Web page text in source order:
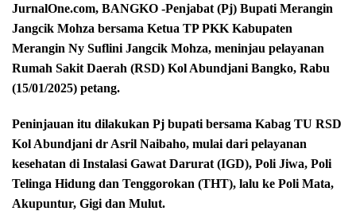
JurnalOne.com, BANGKO -Penjabat (Pj) Bupati Merangin
Jangcik Mohza bersama Ketua TP PKK Kabupaten
Merangin Ny Suflini Jangcik Mohza, meninjau pelayanan
Rumah Sakit Daerah (RSD) Kol Abundjani Bangko, Rabu
(15/01/2025) petang.
Peninjauan itu dilakukan Pj bupati bersama Kabag TU RSD
Kol Abundjani dr Asril Naibaho, mulai dari pelayanan
kesehatan di Instalasi Gawat Darurat (IGD), Poli Jiwa, Poli
Telinga Hidung dan Tenggorokan (THT), lalu ke Poli Mata,
Akupuntur, Gigi dan Mulut.